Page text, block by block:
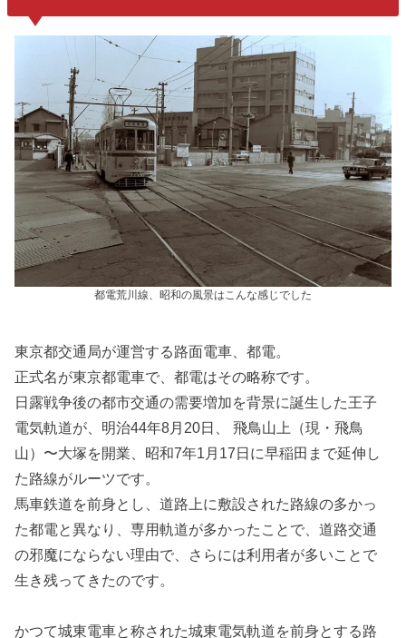
都電荒川線、昭和の風景はこんな感じでした
東京都交通局が運営する路面電車、都電。
正式名が東京都電車で、都電はその略称です。
日露戦争後の都市交通の需要増加を背景に誕生した王子
電気軌道が、明治44年8月20日、 飛鳥山上（現・飛鳥
山）〜大塚を開業、昭和7年1月17日に早稲田まで延伸し
た路線がルーツです。
馬車鉄道を前身とし、道路上に敷設された路線の多かっ
た都電と異なり、専用軌道が多かったことで、道路交通
の邪魔にならない理由で、さらには利用者が多いことで
生き残ってきたのです。
かつて城東電車と称された城東電気軌道を前身とする路